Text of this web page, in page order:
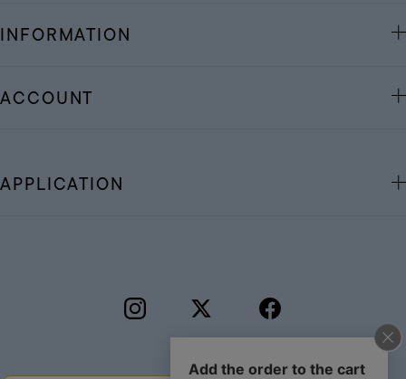
INFORMATION
ACCOUNT
APPLICATION